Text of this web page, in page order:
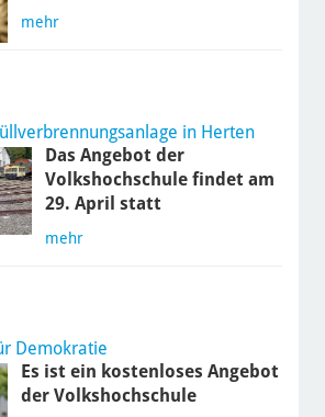
mehr
in Herten
Das Angebot der
Volkshochschule findet am
29. April statt
mehr
Demokratie
Es ist ein kostenloses Angebot
der Volkshochschule